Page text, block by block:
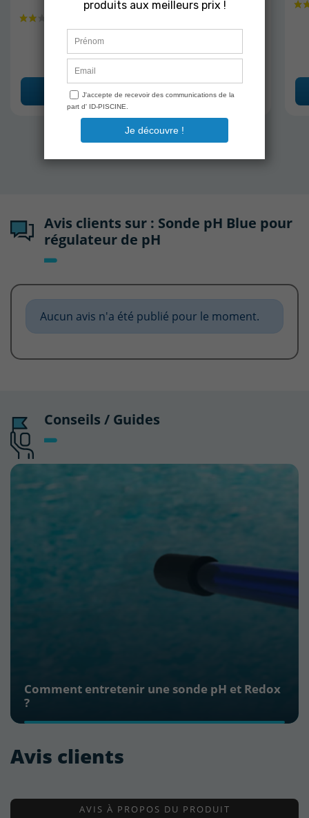
9,89 €
Ajouter au panier
Avis clients sur : Sonde pH Blue pour
régulateur de pH
Aucun avis n'a été publié pour le moment.
Conseils / Guides
Comment entretenir une sonde pH et Redox
?
Avis clients
AVIS À PROPOS DU PRODUIT